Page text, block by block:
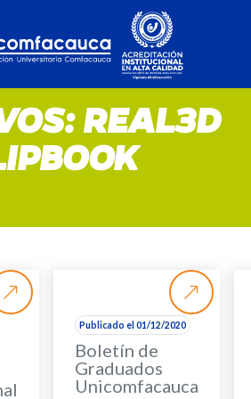
REAL3D
Publicado el 01/12/2020
Boletín de
Graduados
Unicomfacauca